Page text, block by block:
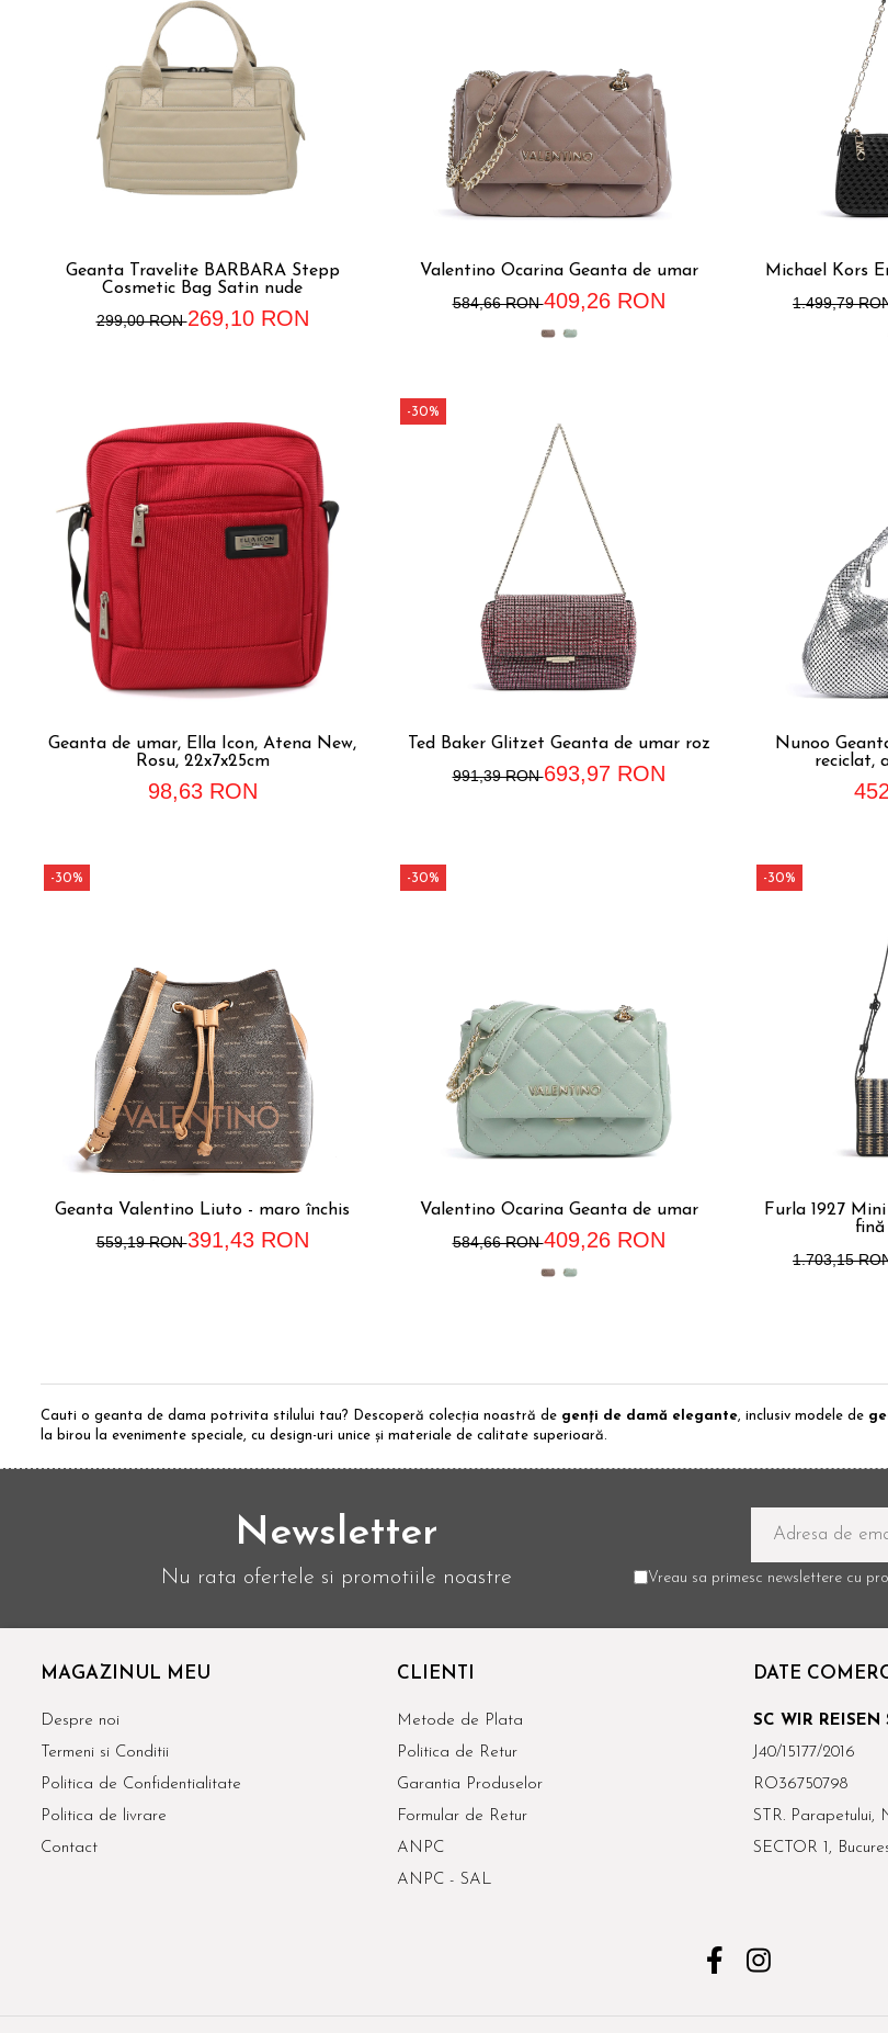
Geanta Travelite BARBARA Stepp
Cosmetic Bag Satin nude
299,00 RON269,10 RON
Valentino Ocarina Geanta de umar
584,66 RON409,26 RON
Michael Kors
1.499,79
Geanta de umar, Ella Icon, Atena New,
Rosu, 22x7x25cm
98,63 RON
-30%
Ted Baker Glitzet Geanta de umar roz
991,39 RON693,97 RON
Nunoo
reciclat,
-30%
Geanta Valentino Liuto - maro închis
559,19 RON391,43 RON
-30%
Valentino Ocarina Geanta de umar
584,66 RON409,26 RON
-30%
Furla 1927
1.703,15
Cauti o geanta de dama potrivita stilului tau? Descoperă colecția noastră de genți de damă elegante, inclusiv modele de
la birou la evenimente speciale, cu design-uri unice și materiale de calitate superioară.
Newsletter
Nu rata ofertele si promotiile noastre Vreau sa primesc newslettere cu
MAGAZINUL MEU
Despre noi
Termeni si Conditii
Politica de Confidentialitate
Politica de livrare
Contact
CLIENTI
Metode de Plata
Politica de Retur
Garantia Produselor
Formular de Retur
ANPC
ANPC - SAL
DATE
SC WIR REISEN
J40/15177/2016
RO36750798
STR. Parapetului,
SECTOR 1,